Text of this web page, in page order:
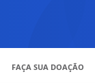
FAÇA SUA DOAÇÃO